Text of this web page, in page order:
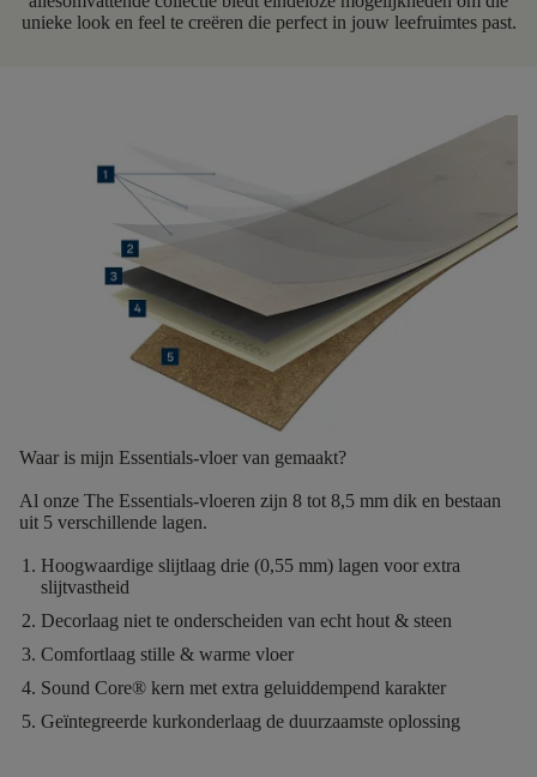
unieke look en feel te creëren die perfect in jouw leefruimtes past.
Waar is mijn Essentials-vloer van gemaakt?
Al onze The Essentials-vloeren zijn 8 tot 8,5 mm dik en bestaan
uit 5 verschillende lagen.
Hoogwaardige slijtlaag drie (0,55 mm) lagen voor extra
slijtvastheid
Decorlaag niet te onderscheiden van echt hout & steen
Comfortlaag stille & warme vloer
Sound Core® kern met extra geluiddempend karakter
Geïntegreerde kurkonderlaag de duurzaamste oplossing